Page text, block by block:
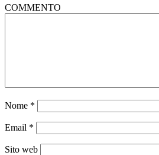
COMMENTO
Nome *
Email *
Sito web